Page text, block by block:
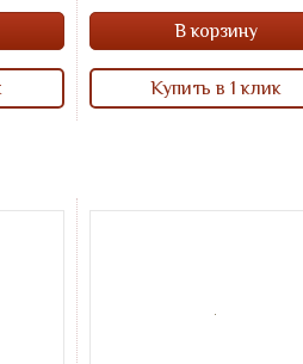
В корзину
Купить в 1 клик